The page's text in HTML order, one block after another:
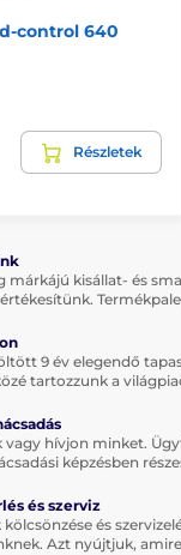
control 640
Részletek
márkájú kisállat- és
9 év elegendő
tartozzunk a
vagy hívjon minket.
képzésben
és szerviz
és
Azt nyújtjuk,